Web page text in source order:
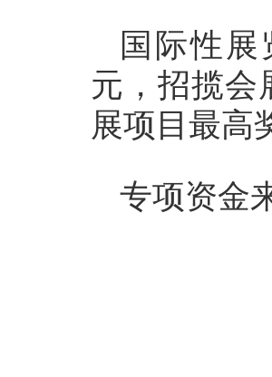
国际性展
元，招揽会
展项目最
专项资金